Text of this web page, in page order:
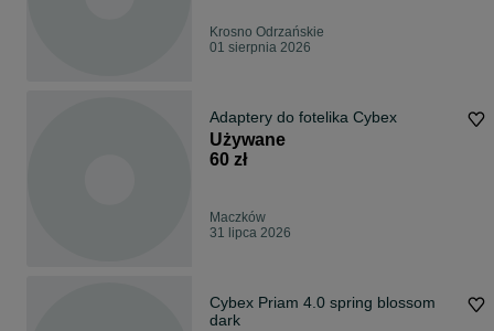
Krosno Odrzańskie
01 sierpnia 2026
Adaptery do fotelika Cybex
Używane
60 zł
Maczków
31 lipca 2026
Cybex Priam 4.0 spring blossom
dark